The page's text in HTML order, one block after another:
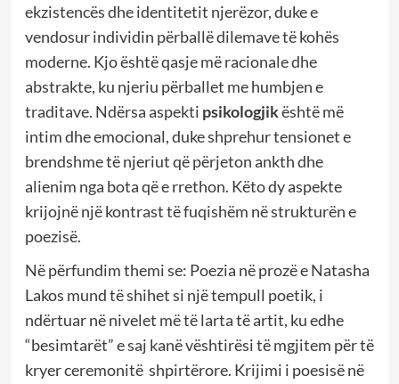
ekzistencës dhe identitetit njerëzor, duke e
vendosur individin përballë dilemave të kohës
moderne. Kjo është qasje më racionale dhe
abstrakte, ku njeriu përballet me humbjen e
traditave. Ndërsa aspekti psikologjikështë më
intim dhe emocional, duke shprehur tensionet e
brendshme të njeriut që përjeton ankth dhe
alienim nga bota që e rrethon. Këto dy aspekte
krijojnë një kontrast të fuqishëm në strukturën e
poezisë.
Në përfundim themi se: Poezia në prozë e Natasha
Lakos mund të shihet si një tempull poetik, i
ndërtuar në nivelet më të larta të artit, ku edhe
“besimtarët” e saj kanë vështirësi të mgjitem për të
kryer ceremonitë shpirtërore. Krijimi i poesisë në